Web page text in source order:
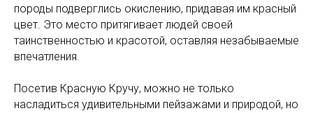
породы подверглись окислению, придавая им красный
цвет. Это место притягивает людей своей
таинственностью и красотой, оставляя незабываемые
впечатления.
Посетив Красную Кручу, можно не только
насладиться удивительными пейзажами и природой, но